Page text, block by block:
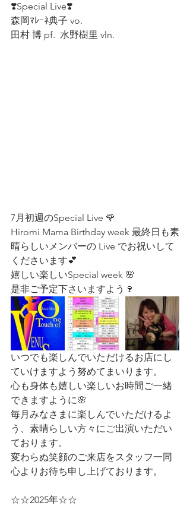
❣️Special Live❣️
森岡ﾏﾚｰﾈ典子 vo.
田村 博 pf.  水野樹里 vln.
7月初週のSpecial Live 🌹
Hiromi Mama Birthday week 最終日も素
晴らしいメンバーの Live でお祝いして
くださいます💕
嬉しい楽しいSpecial week 🌸
是非ご予定下さいますよう🍷
いつでも楽しんでいただけるお店にし
ていけますよう努めてまいります。
心も身体も嬉しい楽しいお時間ご一緒
できますように🌸
毎月みなさまに楽しんでいただけるよ
う、素晴らしい方々にご出演いただい
ております。
変わらぬ笑顔のご来店をスタッフ一同
心よりお待ち申し上げております。
☆☆2025年☆☆